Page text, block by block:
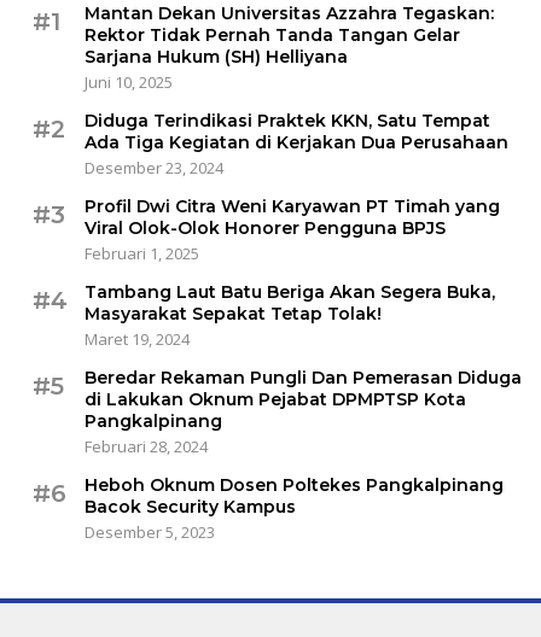
#1
Mantan Dekan Universitas Azzahra Tegaskan:
Rektor Tidak Pernah Tanda Tangan Gelar
Sarjana Hukum (SH) Helliyana
Juni 10, 2025
#2
Diduga Terindikasi Praktek KKN, Satu Tempat
Ada Tiga Kegiatan di Kerjakan Dua Perusahaan
Desember 23, 2024
#3
Profil Dwi Citra Weni Karyawan PT Timah yang
Viral Olok-Olok Honorer Pengguna BPJS
Februari 1, 2025
#4
Tambang Laut Batu Beriga Akan Segera Buka,
Masyarakat Sepakat Tetap Tolak!
Maret 19, 2024
#5
Beredar Rekaman Pungli Dan Pemerasan Diduga
di Lakukan Oknum Pejabat DPMPTSP Kota
Pangkalpinang
Februari 28, 2024
#6
Heboh Oknum Dosen Poltekes Pangkalpinang
Bacok Security Kampus
Desember 5, 2023